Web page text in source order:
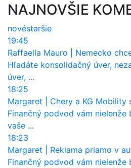
NAJNOVŠIE
novéstaršie
19:45
Raffaella Mauro
Nemecko chce zastaviť
Hľadáte konsolidačný úver,
úver, ...
18:25
Margaret
Chery a KG Mobility sa zbližujú.
Finančný podvod vám nielenže
vaše ...
18:23
Margaret
Reklama priamo v aute?
Finančný podvod vám nielenže